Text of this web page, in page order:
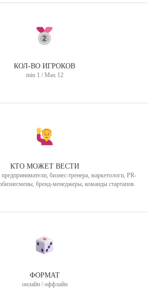
КОЛ-ВО ИГРОКОВ
min 1 / Max 12
КТО МОЖЕТ ВЕСТИ
бизнес-тренера, маркетологи, PR-
бренд-менеджеры, команды стартапов.
ФОРМАТ
онлайн / оффлайн